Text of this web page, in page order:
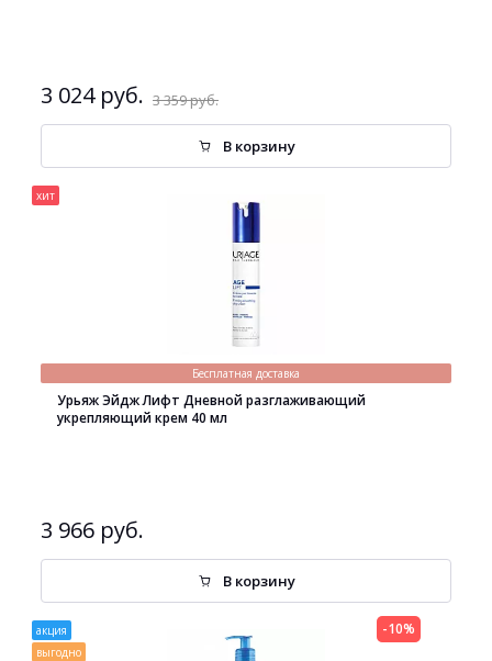
3 024 руб. 3 359 руб.
В корзину
хит
Бесплатная доставка
Урьяж Эйдж Лифт Дневной разглаживающий
укрепляющий крем 40 мл
3 966 руб.
В корзину
акция
выгодно
-10%